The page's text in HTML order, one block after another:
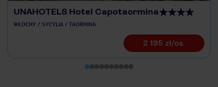
UNAHOTELS Hotel Capotaormina
WŁOCHY SYCYLIA TAORMINA
2 195 zł/os.